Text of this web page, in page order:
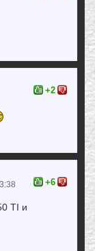
+2
TI и
+6